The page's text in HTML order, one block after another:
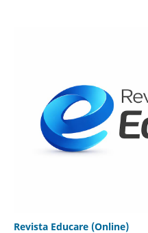
Revista Educare (Online)